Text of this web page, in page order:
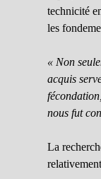
technicité
les
« Non
acquis
nous fut
La